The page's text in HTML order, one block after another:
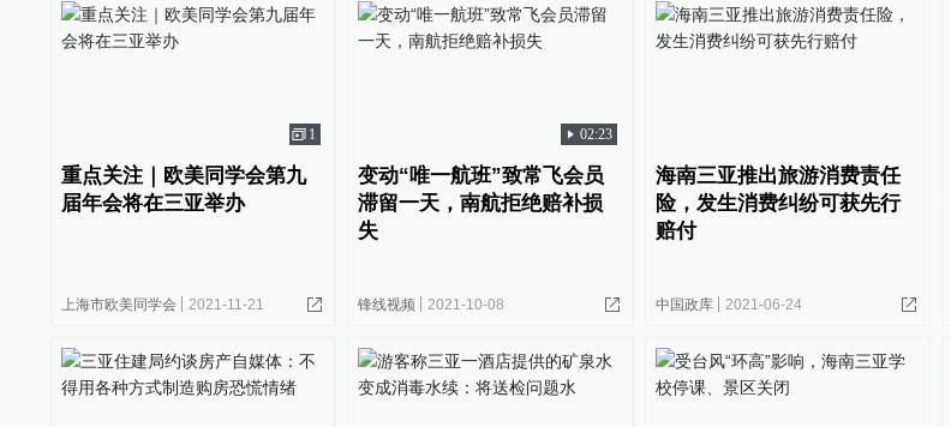
1
重点关注｜欧美同学会第九
届年会将在三亚举办
上海市欧美同学会 2021-11-21
02:23
变动“唯一航班”致常飞会员
滞留一天，南航拒绝赔补损
失
锋线视频 2021-10-08
海南三亚推出旅游消费责任
险，发生消费纠纷可获先行
赔付
中国政库 2021-06-24